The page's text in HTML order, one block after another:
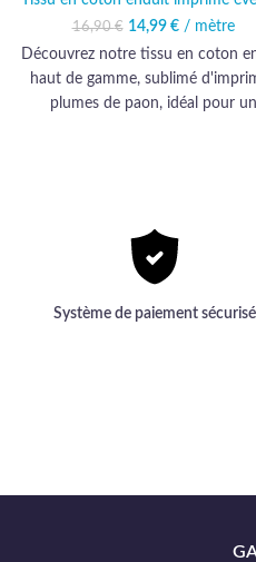
16,90€
Le prix initial
16,90 €.
14,99 € Le prix
14,99
/ mètre
Découvrez notre tissu en coton
haut de gamme, sublimé
plumes de paon, idéal pour un
Système de paiement sécurisé